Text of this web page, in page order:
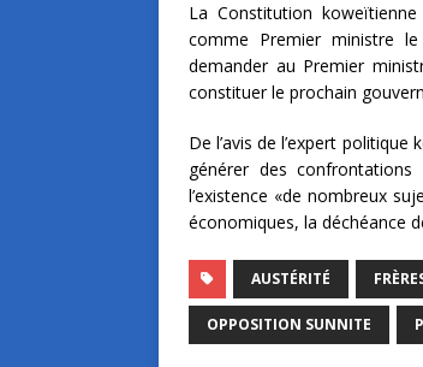
La Constitution
comme Premier ministre
demander au Premier
constituer le prochain
De l’avis de l’expert
générer des
l’existence «de nombreux
économiques, la déchéance
AUSTÉRITÉ
OPPOSITION SUNNITE